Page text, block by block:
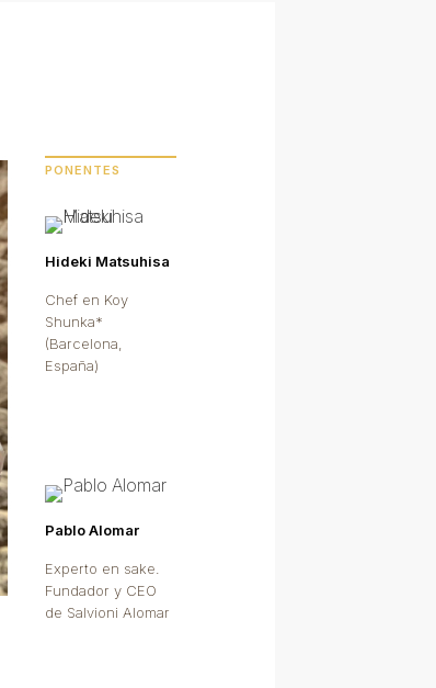
PONENTES
Hideki Matsuhisa
Chef en Koy
Shunka*
(Barcelona,
España)
Pablo Alomar
Experto en sake.
Fundador y CEO
de Salvioni Alomar